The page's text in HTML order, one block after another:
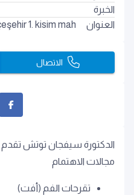
الدكتورة سيفجان توتش تقدم
مجالات الاهتمام
تقرحات الفم (أفت)
الخبرة
العنوان
1. kisim mah.
الاتصال